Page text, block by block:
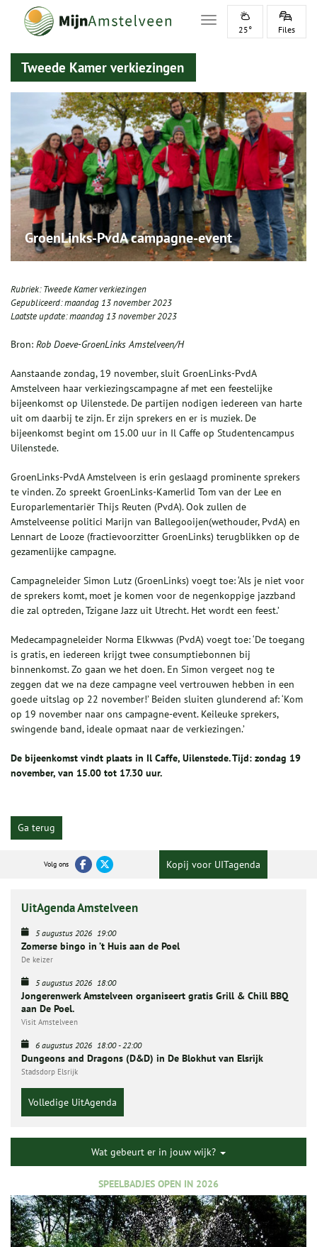
Toggle navigation
25° Files
Tweede Kamer verkiezingen
GroenLinks-PvdA campagne-event
Rubriek:Tweede Kamer verkiezingen
Gepubliceerd:maandag 13 november 2023
Laatste update:maandag 13 november 2023
Bron: Rob Doeve-GroenLinks Amstelveen/H
Aanstaande zondag, 19 november, sluit GroenLinks-PvdA
Amstelveen haar verkiezingscampagne af met een feestelijke
bijeenkomst op Uilenstede. De partijen nodigen iedereen van harte
uit om daarbij te zijn. Er zijn sprekers en er is muziek. De
bijeenkomst begint om 15.00 uur in Il Caffe op Studentencampus
Uilenstede.
GroenLinks-PvdA Amstelveen is erin geslaagd prominente sprekers
te vinden. Zo spreekt GroenLinks-Kamerlid Tom van der Lee en
Europarlementariër Thijs Reuten (PvdA). Ook zullen de
Amstelveense politici Marijn van Ballegooijen(wethouder, PvdA) en
Lennart de Looze (fractievoorzitter GroenLinks) terugblikken op de
gezamenlijke campagne.
Campagneleider Simon Lutz (GroenLinks) voegt toe: ‘Als je niet voor
de sprekers komt, moet je komen voor de negenkoppige jazzband
die zal optreden, Tzigane Jazz uit Utrecht. Het wordt een feest.’
Medecampagneleider Norma Elkwwas (PvdA) voegt toe: ‘De toegang
is gratis, en iedereen krijgt twee consumptiebonnen bij
binnenkomst. Zo gaan we het doen. En Simon vergeet nog te
zeggen dat we na deze campagne veel vertrouwen hebben in een
goede uitslag op 22 november!’ Beiden sluiten glunderend af: ‘Kom
op 19 november naar ons campagne-event. Keileuke sprekers,
swingende band, ideale opmaat naar de verkiezingen.’
De bijeenkomst vindt plaats in Il Caffe, Uilenstede. Tijd: zondag 19
november, van 15.00 tot 17.30 uur.
Ga terug
Volg ons Kopij voor UITagenda
UitAgenda Amstelveen
5 augustus 2026 19:00
Zomerse bingo in ’t Huis aan de Poel
De keizer
5 augustus 2026 18:00
Jongerenwerk Amstelveen organiseert gratis Grill & Chill BBQ
aan De Poel.
Visit Amstelveen
6 augustus 2026 18:00-22:00
Dungeons and Dragons (D&D) in De Blokhut van Elsrijk
Stadsdorp Elsrijk
Volledige UitAgenda
Wat gebeurt er in jouw wijk?
SPEELBADJES OPEN IN 2026